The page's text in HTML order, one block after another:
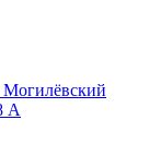
Могилёвский
А